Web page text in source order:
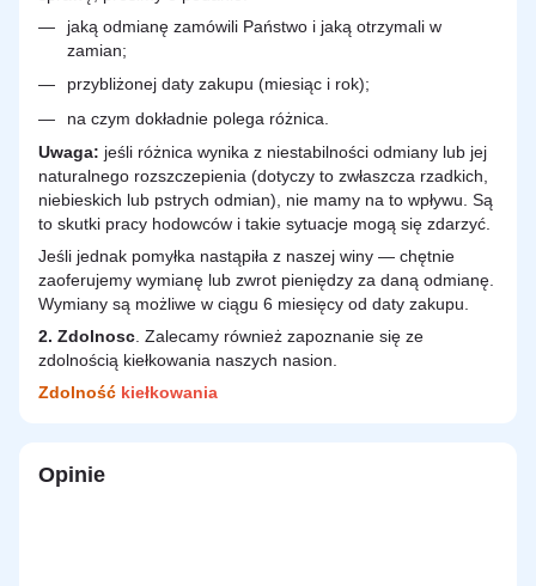
jaką odmianę zamówili Państwo i jaką otrzymali w
zamian;
przybliżonej daty zakupu (miesiąc i rok);
na czym dokładnie polega różnica.
Uwaga: jeśli różnica wynika z niestabilności odmiany lub jej
naturalnego rozszczepienia (dotyczy to zwłaszcza rzadkich,
niebieskich lub pstrych odmian), nie mamy na to wpływu. Są
to skutki pracy hodowców i takie sytuacje mogą się zdarzyć.
Jeśli jednak pomyłka nastąpiła z naszej winy — chętnie
zaoferujemy wymianę lub zwrot pieniędzy za daną odmianę.
Wymiany są możliwe w ciągu 6 miesięcy od daty zakupu.
2. Zdolnosc . Zalecamy również zapoznanie się ze
zdolnością kiełkowania naszych nasion.
Zdolność kiełkowania
Opinie